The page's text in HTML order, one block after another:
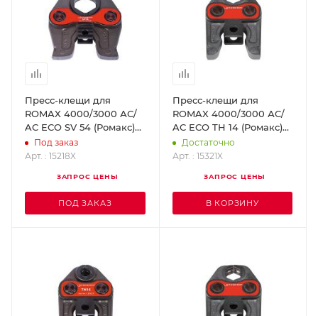
Пресс-клещи для
ROMAX 4000/3000 АС/
AC ECO SV 54 (Ромакс)
ROTHENBERGER 15218X
Под заказ
Арт. : 15218X
ЗАПРОС ЦЕНЫ
ПОД ЗАКАЗ
Пресс-клещи для
ROMAX 4000/3000 АС/
AC ECO TH 14 (Ромакс)
ROTHENBERGER 15321X
Достаточно
Арт. : 15321X
ЗАПРОС ЦЕНЫ
В КОРЗИНУ